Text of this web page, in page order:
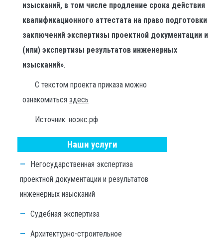
изысканий, в том числе продление срока действия
квалификационного аттестата на право подготовки
заключений экспертизы проектной документации и
(или) экспертизы результатов инженерных
изысканий».
С текстом проекта приказа можно
ознакомиться здесь
Источник: ноэкс.рф
Наши услуги
Негосударственная экспертиза
проектной документации и результатов
инженерных изысканий
Судебная экспертиза
Архитектурно-строительное